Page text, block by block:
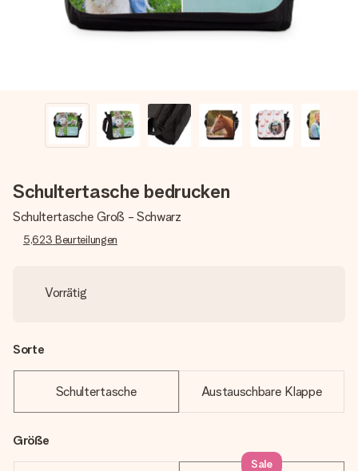
Schultertasche bedrucken
Schultertasche Groß - Schwarz
5,623 Beurteilungen
Vorrätig
Sorte
Schultertasche Austauschbare Klappe
Größe
Sale